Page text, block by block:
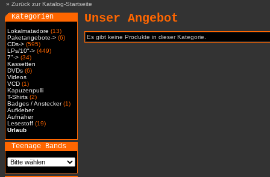
» Zurück zur Katalog-Startseite
Kategorien
Lokalmatadore (13)
Paketangebote-> (6)
CDs-> (595)
LPs/10"-> (449)
7"-> (34)
Kassetten
DVDs (6)
Videos
VCD (1)
Kapuzenpulli
T-Shirts (2)
Badges / Anstecker(1)
Aufkleber
Aufnäher
Lesestoff (19)
Urlaub
Teenage Bands
Unser Angebot
Es gibt keine Produkte in dieser Kategorie.